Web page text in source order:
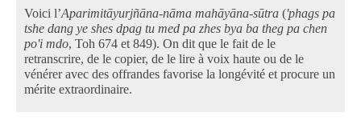
Voici l’Aparimitāyurjñāna-nāma mahāyāna-sūtra ('phags pa
tshe dang ye shes dpag tu med pa zhes bya ba theg pa chen
po'i mdo, Toh 674 et 849). On dit que le fait de le
retranscrire, de le copier, de le lire à voix haute ou de le
vénérer avec des offrandes favorise la longévité et procure un
mérite extraordinaire.